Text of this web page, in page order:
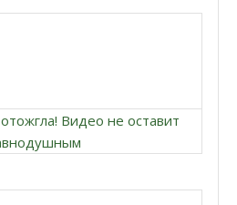
Видео не оставит